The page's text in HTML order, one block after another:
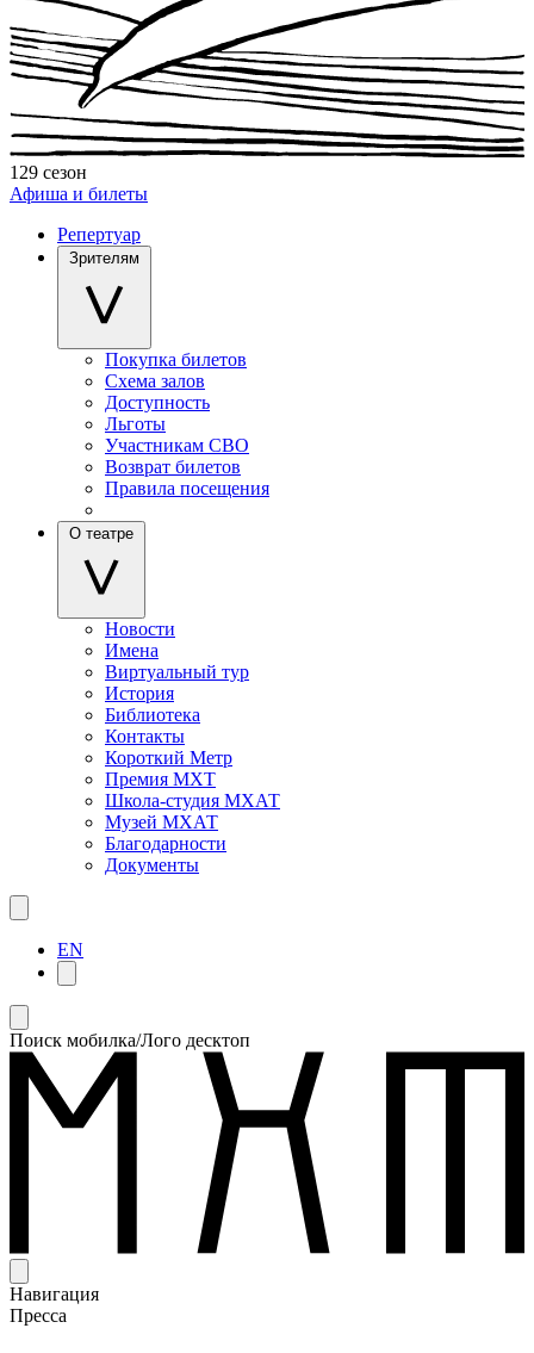
129 сезон
Афиша и билеты
Репертуар
Зрителям
Покупка билетов
Схема залов
Доступность
Льготы
Участникам СВО
Возврат билетов
Правила посещения
О театре
Новости
Имена
Виртуальный тур
История
Библиотека
Контакты
Короткий Метр
Премия МХТ
Школа-студия МХАТ
Музей МХАТ
Благодарности
Документы
EN
Поиск мобилка/Лого десктоп
Навигация
Пресса